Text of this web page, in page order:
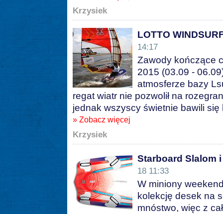
Krzysiek
LOTTO
14:17
Zawody kończące
2015 (03.09 -
atmosferze bazy
regat wiatr nie pozwolił na
jednak wszyscy świetnie bawili
» Zobacz więcej
Krzysiek
Starboard Slalom
18 11:33
W miniony
kolekcję desek na
mnóstwo, więc z